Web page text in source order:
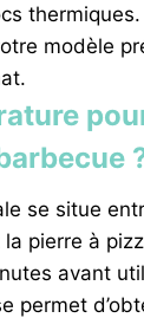
modèle
se situe
pierre à
avant
permet